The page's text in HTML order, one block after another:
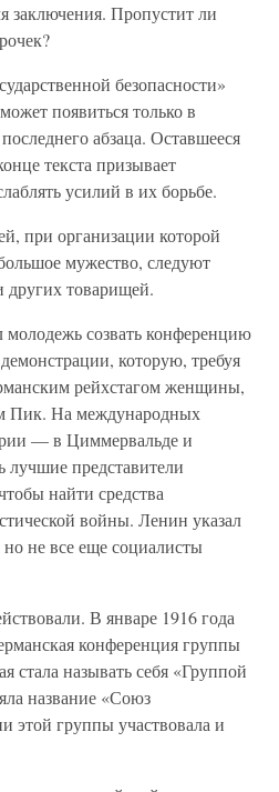
заключения. Пропустит ли
безопасности»
появиться только в
абзаца. Оставшееся
текста призывает
усилий в их борьбе.
при организации которой
мужество, следуют
других товарищей.
созвать конференцию
которую, требуя
рейхстагом женщины,
Пик. На международных
— в Циммервальде и
представители
найти средства
войны. Ленин указал
не все еще социалисты
В январе 1916 года
конференция группы
стала называть себя «Группой
название «Союз
этой группы участвовала и